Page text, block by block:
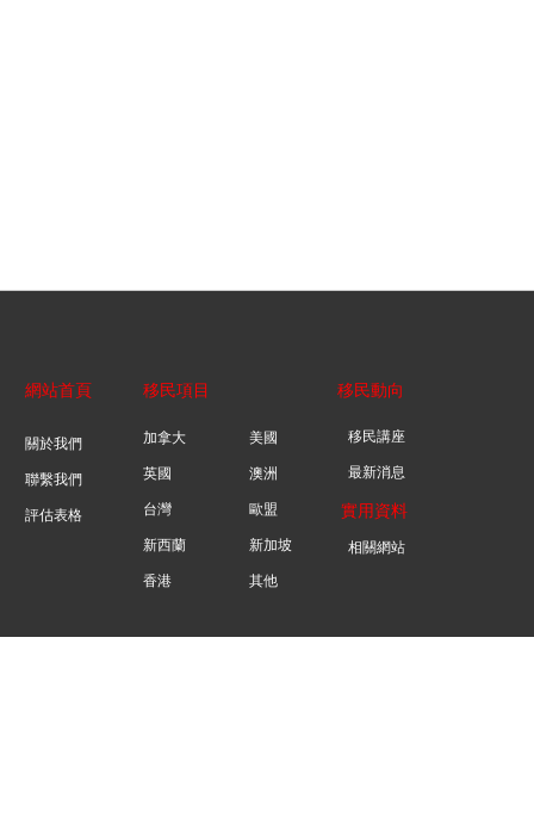
關於我們
聯繫我們
評估表格
加拿大 美國
英國 澳洲
台灣 歐盟
新西蘭 新加坡
香港 其他
移民講座
最新消息
相關網站
移民項目 移民動向
實用資料
網站首頁